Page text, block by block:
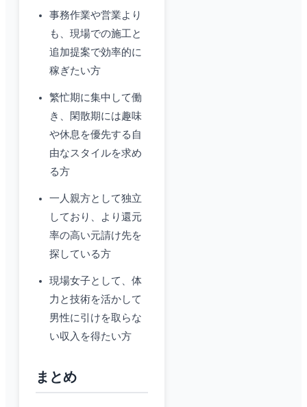
事務作業や営業より
も、現場での施工と
追加提案で効率的に
稼ぎたい方
繁忙期に集中して働
き、閑散期には趣味
や休息を優先する自
由なスタイルを求め
る方
一人親方として独立
しており、より還元
率の高い元請け先を
探している方
現場女子として、体
力と技術を活かして
男性に引けを取らな
い収入を得たい方
まとめ